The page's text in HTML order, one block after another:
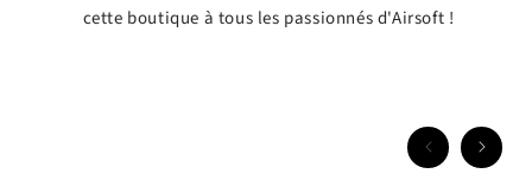
cette boutique à tous les passionnés d'Airsoft !